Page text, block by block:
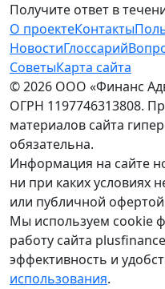
Получите ответ в
О проектеКонтакты
НовостиГлоссарий
СоветыКарта сайта
© 2026 ООО «Финанс
ОГРН 1197746313808.
материалов сайта
обязательна.
Информация на сайте
ни при каких условиях
или публичной
Мы используем cookie
работу сайта
эффективность и
использования.